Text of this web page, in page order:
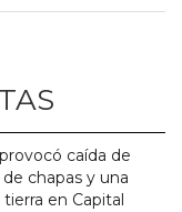
caída de
chapas y una
en Capital